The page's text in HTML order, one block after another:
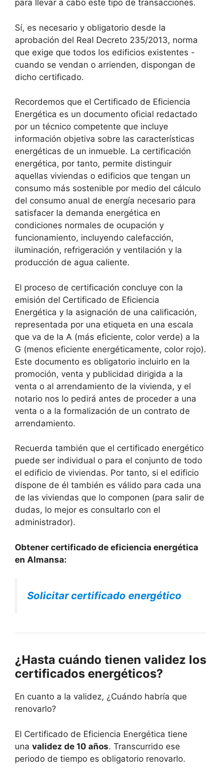
para llevar a cabo este tipo de transacciones.
Sí, es necesario y obligatorio desde la
aprobación del Real Decreto 235/2013, norma
que exige que todos los edificios existentes -
cuando se vendan o arrienden, dispongan de
dicho certificado.
Recordemos que el Certificado de Eficiencia
Energética es un documento oficial redactado
por un técnico competente que incluye
información objetiva sobre las características
energéticas de un inmueble. La certificación
energética, por tanto, permite distinguir
aquellas viviendas o edificios que tengan un
consumo más sostenible por medio del cálculo
del consumo anual de energía necesario para
satisfacer la demanda energética en
condiciones normales de ocupación y
funcionamiento, incluyendo calefacción,
iluminación, refrigeración y ventilación y la
producción de agua caliente.
El proceso de certificación concluye con la
emisión del Certificado de Eficiencia
Energética y la asignación de una calificación,
representada por una etiqueta en una escala
que va de la A (más eficiente, color verde) a la
G (menos eficiente energéticamente, color rojo).
Este documento es obligatorio incluirlo en la
promoción, venta y publicidad dirigida a la
venta o al arrendamiento de la vivienda, y el
notario nos lo pedirá antes de proceder a una
venta o a la formalización de un contrato de
arrendamiento.
Recuerda también que el certificado energético
puede ser individual o para el conjunto de todo
el edificio de viviendas. Por tanto, si el edificio
dispone de él también es válido para cada una
de las viviendas que lo componen (para salir de
dudas, lo mejor es consultarlo con el
administrador).
Obtener certificado de eficiencia energética
en Almansa:
Solicitar certificado energético
¿Hasta cuándo tienen validez los
certificados energéticos?
En cuanto a la validez, ¿Cuándo habría que
renovarlo?
El Certificado de Eficiencia Energética tiene
una validez de 10 años. Transcurrido ese
periodo de tiempo es obligatorio renovarlo.